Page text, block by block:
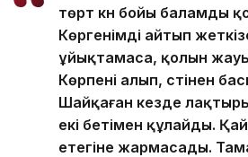
төрт күн бойы баламды
Көргенімді айтып
ұйықтамаса, қолын
Көрпені алып, үстінен
Шайқаған кезде
екі бетімен құлайды.
етегіне жармасады.